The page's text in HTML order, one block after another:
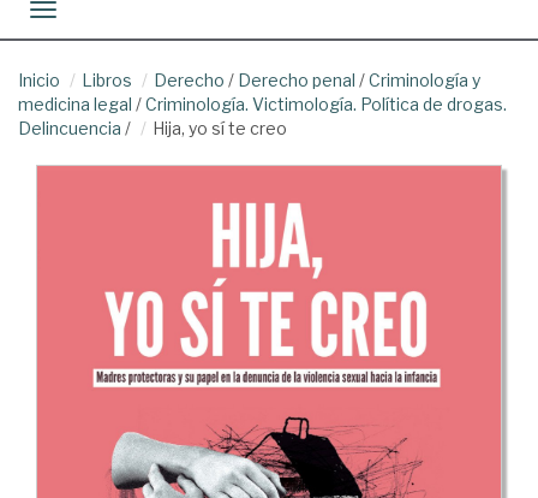
Toggle navigation
Inicio Libros Derecho / Derecho penal /Criminología y
medicina legal /Criminología. Victimología. Política de drogas.
Delincuencia / Hija, yo sí te creo